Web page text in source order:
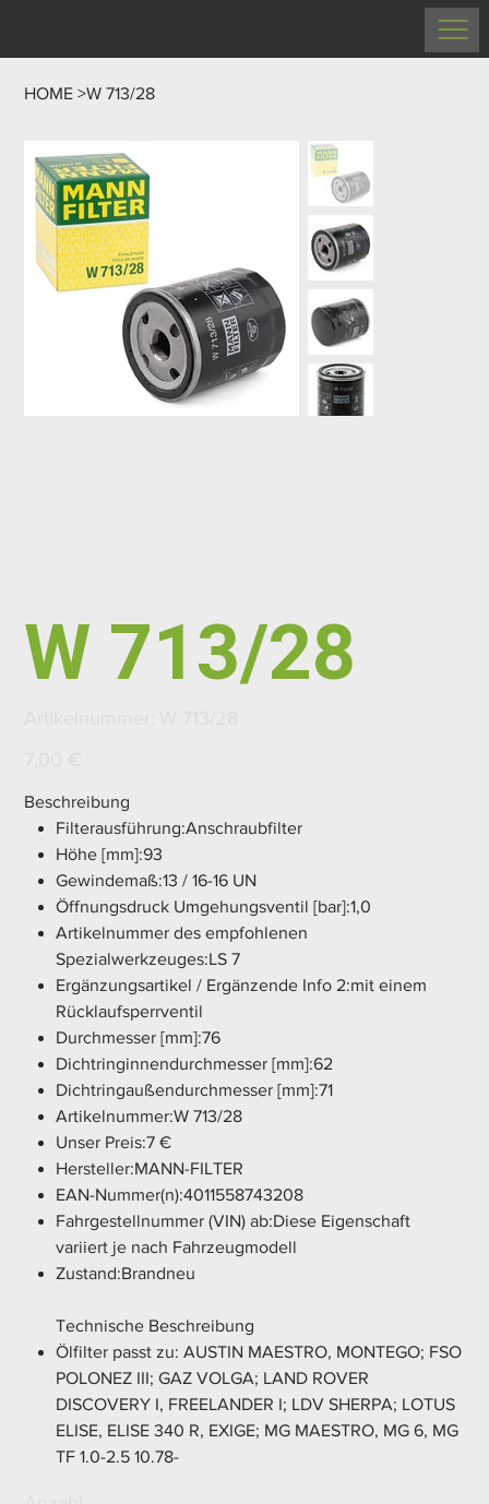
HOME >W 713/28
W 713/28
Beschreibung
Filterausführung:Anschraubfilter
Höhe [mm]:93
Gewindemaß:13 / 16-16 UN
Öffnungsdruck Umgehungsventil [bar]:1,0
Artikelnummer des empfohlenen
Spezialwerkzeuges:LS 7
Ergänzungsartikel / Ergänzende Info 2:mit einem
Rücklaufsperrventil
Durchmesser [mm]:76
Dichtringinnendurchmesser [mm]:62
Dichtringaußendurchmesser [mm]:71
Artikelnummer:W 713/28
Unser Preis:7 €
Hersteller:MANN-FILTER
EAN-Nummer(n):4011558743208
Fahrgestellnummer (VIN) ab:Diese Eigenschaft
variiert je nach Fahrzeugmodell
Zustand:Brandneu
Technische Beschreibung
Ölfilter passt zu: AUSTIN MAESTRO, MONTEGO; FSO
POLONEZ III; GAZ VOLGA; LAND ROVER
DISCOVERY I, FREELANDER I; LDV SHERPA; LOTUS
ELISE, ELISE 340 R, EXIGE; MG MAESTRO, MG 6, MG
TF 1.0-2.5 10.78-